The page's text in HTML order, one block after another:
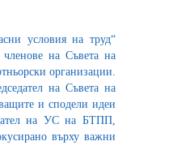
условия на труд“
на Съвета на
организации.
на Съвета на
и сподели идеи
на УС на БТПП,
върху важни